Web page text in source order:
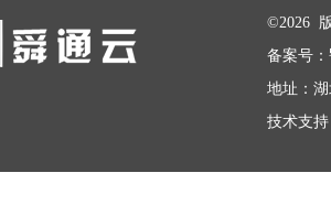
©2026
备案号：
地址：
技术支